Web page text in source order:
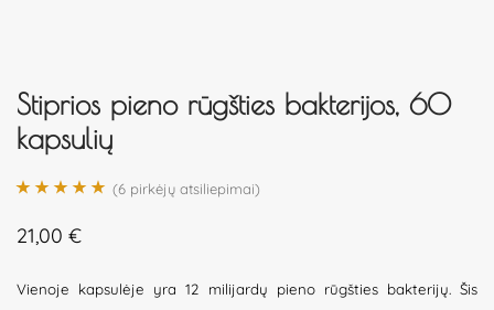
Stiprios pieno rūgšties bakterijos, 60
kapsulių
5.00iš 5 (viso
(6 pirkėjų atsiliepimai)
21,00 €
Vienoje kapsulėje yra 12 milijardų pieno rūgšties bakterijų. Šis